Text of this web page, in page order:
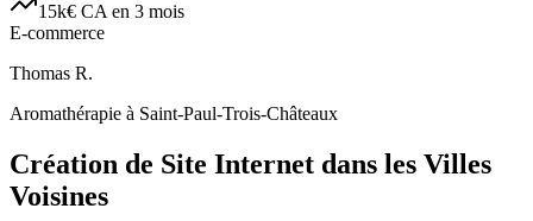
15k€ CA en 3 mois
E-commerce
Thomas R.
Aromathérapie à Saint-Paul-Trois-Châteaux
Création de Site Internet dans les Villes
Voisines